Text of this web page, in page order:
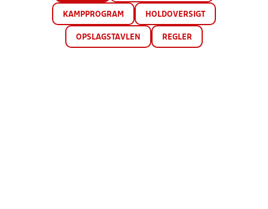
KAMPPROGRAM HOLDOVERSIGT
OPSLAGSTAVLEN REGLER